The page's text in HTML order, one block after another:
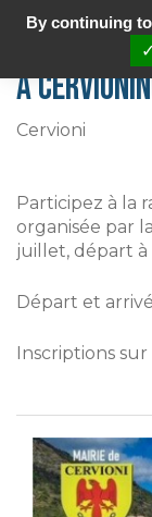
A
Cervioni
Participez à la
organisée par
juillet, départ à
Départ et
Inscriptions sur
By continuing